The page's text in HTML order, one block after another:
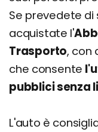
Se prevedete di
acquistate l'
Trasporto, con
che consente
pubblici senza
L'auto è